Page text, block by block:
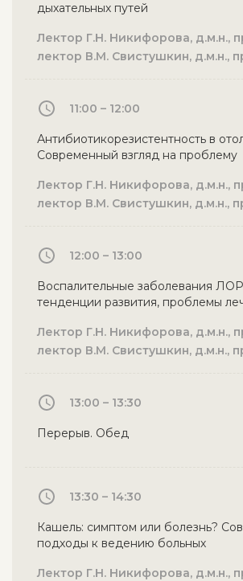
дыхательных путей
Лектор Г.Н. Никифорова, д.м.н.,
лектор В.М. Свистушкин, д.м.н.,
11:00 – 12:00
Антибиотикорезистентность в
Современный взгляд на проблему
Лектор Г.Н. Никифорова, д.м.н.,
лектор В.М. Свистушкин, д.м.н.,
12:00 – 13:00
Воспалительные заболевания
тенденции развития, проблемы
Лектор Г.Н. Никифорова, д.м.н.,
лектор В.М. Свистушкин, д.м.н.,
13:00 – 13:30
Перерыв. Обед
13:30 – 14:30
Кашель: симптом или болезнь?
подходы к ведению больных
Лектор Г.Н. Никифорова, д.м.н.,